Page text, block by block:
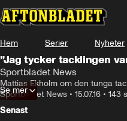
Hem Serier Nyheter
”Jag tycker tacklingen
Sportbladet News
Mattias Ekholm om den tunga
Sportbladet News • 15.07.16 • 143
Se mer
Senast